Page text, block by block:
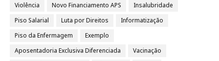
Violência
Novo Financiamento APS
Insalubridade
Piso Salarial
Luta por Direitos
Informatização
Piso da Enfermagem
Exemplo
Aposentadoria Exclusiva Diferenciada
Vacinação